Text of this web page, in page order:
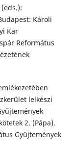
Károli
Kar
Református
lelkészi
2. (Pápa).
Gyűjtemények